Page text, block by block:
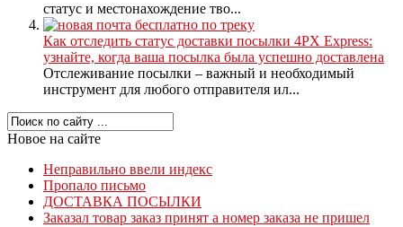
статус и местонахождение тво...
Как отследить статус доставки посылки 4PX Express:
узнайте, когда ваша посылка была успешно доставлена
Отслеживание посылки – важный и необходимый
инструмент для любого отправителя ил...
Новое на сайте
Неправильно ввели индекс
Пропало письмо
ДОСТАВКА ПОСЫЛКИ
Заказал товар заказ принят а номер заказа не пришел